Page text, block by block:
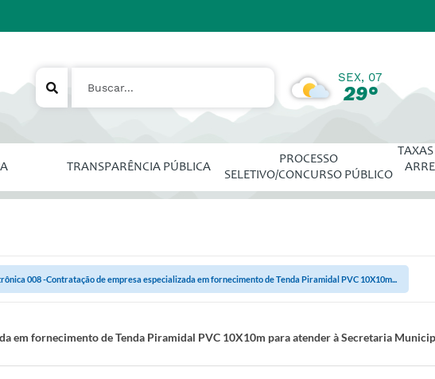
SEX, 07
29°
TRANSPARÊNCIA PÚBLICA
PROCESSO
SELETIVO/CONCURSO PÚBLICO
008 -Contratação de empresa especializada em fornecimento de Tenda Piramidal PVC 10X10m...
em fornecimento de Tenda Piramidal PVC 10X10m para atender à Secretaria